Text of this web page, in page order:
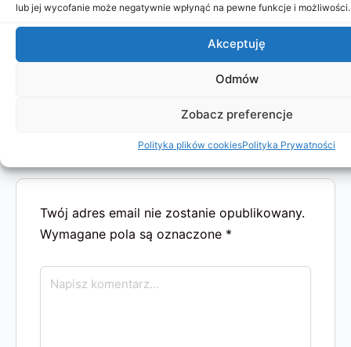
lub jej wycofanie może negatywnie wpłynąć na pewne funkcje i możliwości.
Akceptuję
Odmów
Zobacz preferencje
Polityka plików cookiesPolityka Prywatności
Twój adres email nie zostanie opublikowany.
Wymagane pola są oznaczone *